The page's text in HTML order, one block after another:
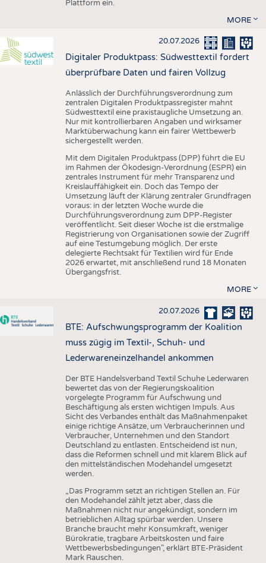
Plattform ein.
MORE
20.07.2026
Digitaler Produktpass: Südwesttextil fordert
überprüfbare Daten und fairen Vollzug
Anlässlich der Durchführungsverordnung zum
zentralen Digitalen Produktpassregister mahnt
Südwesttextil eine praxistaugliche Umsetzung an.
Nur mit kontrollierbaren Angaben und wirksamer
Marktüberwachung kann ein fairer Wettbewerb
sichergestellt werden.
Mit dem Digitalen Produktpass (DPP) führt die EU
im Rahmen der Ökodesign-Verordnung (ESPR) ein
zentrales Instrument für mehr Transparenz und
Kreislauffähigkeit ein. Doch das Tempo der
Umsetzung läuft der Klärung zentraler Grundfragen
voraus: in der letzten Woche wurde die
Durchführungsverordnung zum DPP-Register
veröffentlicht. Seit dieser Woche ist die erstmalige
Registrierung von Organisationen sowie der Zugriff
auf eine Testumgebung möglich. Der erste
delegierte Rechtsakt für Textilien wird für Ende
2026 erwartet, mit anschließend rund 18 Monaten
Übergangsfrist.
MORE
20.07.2026
BTE: Aufschwungsprogramm der Koalition
muss zügig im Textil-, Schuh- und
Lederwareneinzelhandel ankommen
Der BTE Handelsverband Textil Schuhe Lederwaren
bewertet das von der Regierungskoalition
vorgelegte Programm für Aufschwung und
Beschäftigung als ersten wichtigen Impuls. Aus
Sicht des Verbandes enthält das Maßnahmenpaket
einige richtige Ansätze, um Verbraucherinnen und
Verbraucher, Unternehmen und den Standort
Deutschland zu entlasten. Entscheidend ist nun,
dass die Reformen schnell und mit klarem Blick auf
den mittelständischen Modehandel umgesetzt
werden.
„Das Programm setzt an richtigen Stellen an. Für
den Modehandel zählt jetzt aber, dass die
Maßnahmen nicht nur angekündigt, sondern im
betrieblichen Alltag spürbar werden. Unsere
Branche braucht mehr Konsumkraft, weniger
Bürokratie, tragbare Arbeitskosten und faire
Wettbewerbsbedingungen", erklärt BTE-Präsident
Mark Rauschen.